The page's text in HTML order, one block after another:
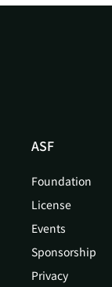
ASF
Foundation
License
Events
Sponsorship
Privacy